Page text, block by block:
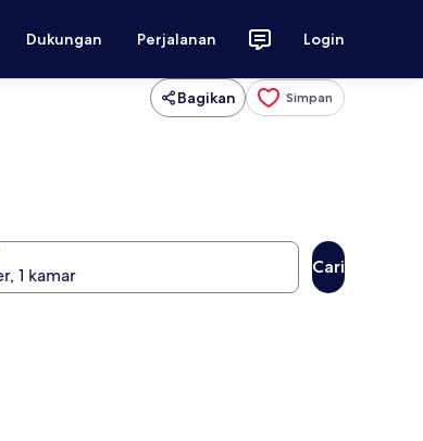
Dukungan Perjalanan Login
Bagikan Simpan
Cari